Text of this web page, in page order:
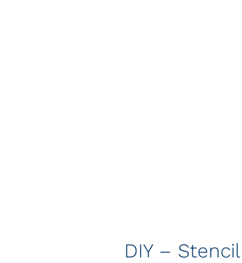
DIY – Stencil